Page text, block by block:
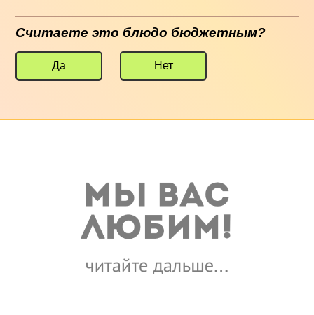
Считаете это блюдо бюджетным?
Да Нет